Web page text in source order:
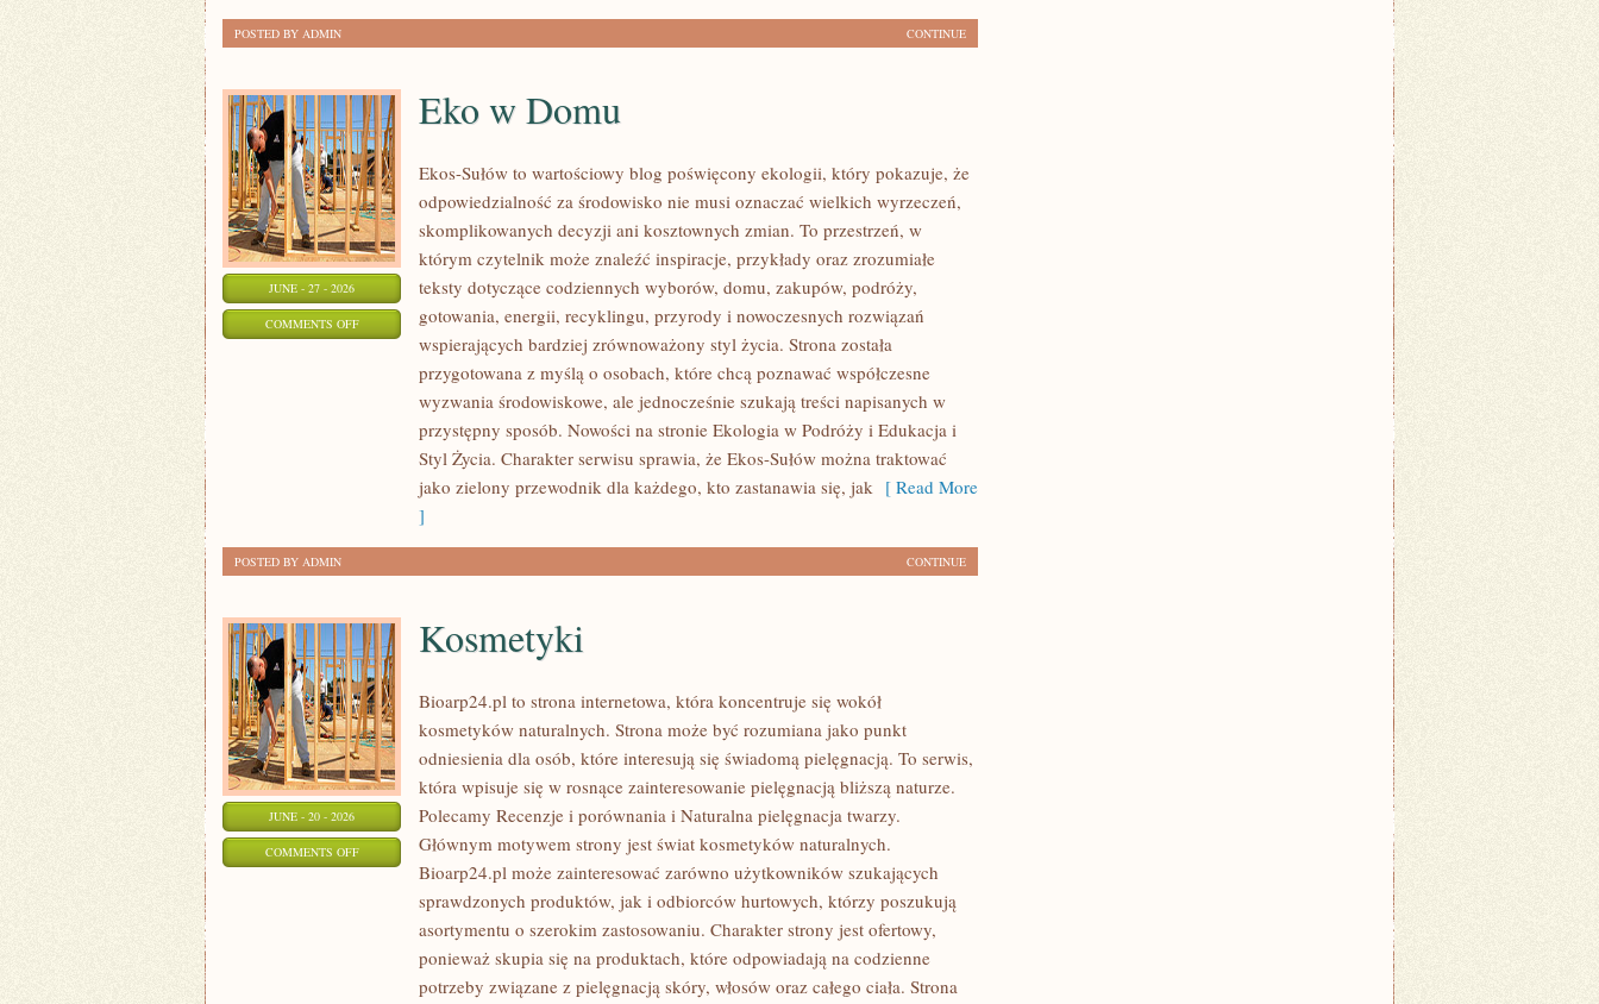
CONTINUE
POSTED BY ADMIN
JUNE - 27 - 2026
COMMENTS OFFON
Eko w Domu
Ekos-Sułów to wartościowy blog poświęcony ekologii, który pokazuje, że
odpowiedzialność za środowisko nie musi oznaczać wielkich wyrzeczeń,
skomplikowanych decyzji ani kosztownych zmian. To przestrzeń, w
którym czytelnik może znaleźć inspiracje, przykłady oraz zrozumiałe
teksty dotyczące codziennych wyborów, domu, zakupów, podróży,
gotowania, energii, recyklingu, przyrody i nowoczesnych rozwiązań
wspierających bardziej zrównoważony styl życia. Strona została
przygotowana z myślą o osobach, które chcą poznawać współczesne
wyzwania środowiskowe, ale jednocześnie szukają treści napisanych w
przystępny sposób. Nowości na stronie Ekologia w Podróży i Edukacja i
Styl Życia. Charakter serwisu sprawia, że Ekos-Sułów można traktować
jako zielony przewodnik dla każdego, kto zastanawia się, jak [ Read More
]
CONTINUE
POSTED BY ADMIN
JUNE - 20 - 2026
COMMENTS OFFON
KOSMETYKI
Kosmetyki
Bioarp24.pl to strona internetowa, która koncentruje się wokół
kosmetyków naturalnych. Strona może być rozumiana jako punkt
odniesienia dla osób, które interesują się świadomą pielęgnacją. To serwis,
która wpisuje się w rosnące zainteresowanie pielęgnacją bliższą naturze.
Polecamy Recenzje i porównania i Naturalna pielęgnacja twarzy.
Głównym motywem strony jest świat kosmetyków naturalnych.
Bioarp24.pl może zainteresować zarówno użytkowników szukających
sprawdzonych produktów, jak i odbiorców hurtowych, którzy poszukują
asortymentu o szerokim zastosowaniu. Charakter strony jest ofertowy,
ponieważ skupia się na produktach, które odpowiadają na codzienne
potrzeby związane z pielęgnacją skóry, włosów oraz całego ciała. Strona